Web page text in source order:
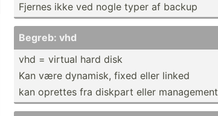
Fjernes ikke ved nogle typer af backup
Begreb: vhd
vhd = virtual hard disk
Kan være dynamisk, fixed eller linked
kan oprettes fra diskpart eller management